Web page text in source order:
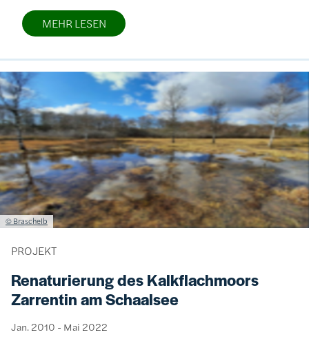
MEHR LESEN
Bild
Lizenzinformationen einschließlich Urheberrecht
© Braschelb
PROJEKT
Renaturierung des Kalkflachmoors
Zarrentin am Schaalsee
Jan. 2010 - Mai 2022